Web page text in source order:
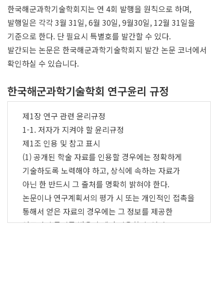
한국해군과학기술학회지는 연 4회 발행을 원칙으로 하며,
발행일은 각각 3월 31일, 6월 30일, 9월30일, 12월 31일을
기준으로 한다. 단 필요시 특별호를 발간할 수 있다.
발간되는 논문은 한국해군과학기술학회지 발간 논문 코너에서
확인하실 수 있습니다.
한국해군과학기술학회 연구윤리 규정
제1장 연구 관련 윤리규정
1-1. 저자가 지켜야 할 윤리규정
제1조 인용 및 참고 표시
(1) 공개된 학술 자료를 인용할 경우에는 정확하게
기술하도록 노력해야 하고, 상식에 속하는 자료가
아닌 한 반드시 그 출처를 명확히 밝혀야 한다.
논문이나 연구계획서의 평가 시 또는 개인적인 접촉을
통해서 얻은 자료의 경우에는 그 정보를 제공한
연구자의 동의를 받은 후에만 인용할 수 있다.